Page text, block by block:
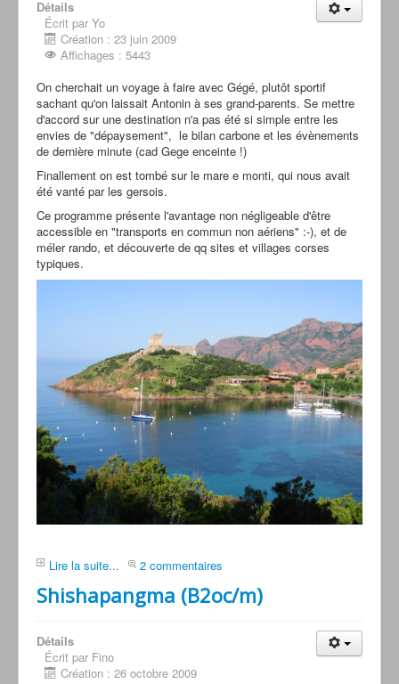
Détails
Écrit par Yo
Création : 23 juin 2009
Affichages : 5443
On cherchait un voyage à faire avec Gégé, plutôt sportif
sachant qu'on laissait Antonin à ses grand-parents. Se mettre
d'accord sur une destination n'a pas été si simple entre les
envies de "dépaysement", le bilan carbone et les évènements
de dernière minute (cad Gege enceinte !)
Finallement on est tombé sur le mare e monti, qui nous avait
été vanté par les gersois.
Ce programme présente l'avantage non négligeable d'être
accessible en "transports en commun non aériens" :-), et de
méler rando, et découverte de qq sites et villages corses
typiques.
Lire la suite... 2 commentaires
Shishapangma (B2oc/m)
Détails
Écrit par Fino
Création : 26 octobre 2009